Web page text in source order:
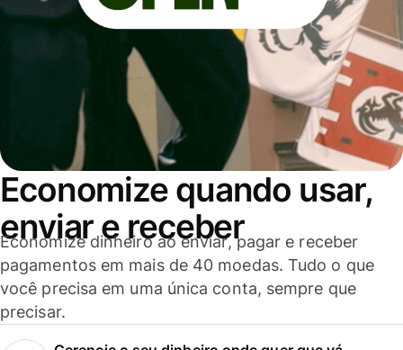
Economize quando usar,
enviar e receber
Economize dinheiro ao enviar, pagar e receber
pagamentos em mais de 40 moedas. Tudo o que
você precisa em uma única conta, sempre que
precisar.